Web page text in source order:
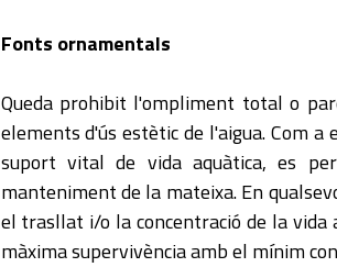
Fonts ornamentals
Queda prohibit l'ompliment total o
elements d'ús estètic de l'aigua. Com
suport vital de vida aquàtica, es
manteniment de la mateixa. En
el trasllat i/o la concentració de la vida
màxima supervivència amb el mínim